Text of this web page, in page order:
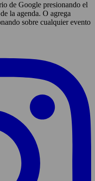
de Google presionando el
la agenda. O agrega
sobre cualquier evento